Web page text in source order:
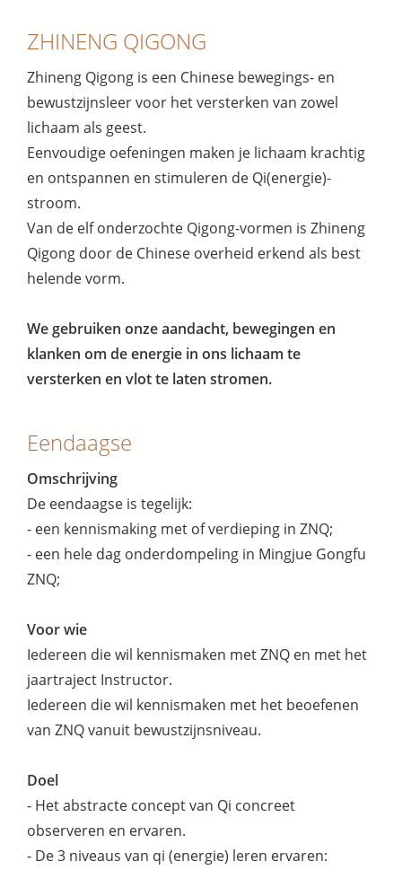
ZHINENG QIGONG
Zhineng Qigong is een Chinese bewegings- en
bewustzijnsleer voor het versterken van zowel
lichaam als geest.
Eenvoudige oefeningen maken je lichaam krachtig
en ontspannen en stimuleren de Qi(energie)-
stroom.
Van de elf onderzochte Qigong-vormen is Zhineng
Qigong door de Chinese overheid erkend als best
helende vorm.
We gebruiken onze aandacht, bewegingen en
klanken om de energie in ons lichaam te
versterken en vlot te laten stromen.
Eendaagse
Omschrijving
De eendaagse is tegelijk:
- een kennismaking met of verdieping in ZNQ;
- een hele dag onderdompeling in Mingjue Gongfu
ZNQ;
Voor wie
Iedereen die wil kennismaken met ZNQ en met het
jaartraject Instructor.
Iedereen die wil kennismaken met het beoefenen
van ZNQ vanuit bewustzijnsniveau.
Doel
- Het abstracte concept van Qi concreet
observeren en ervaren.
- De 3 niveaus van qi (energie) leren ervaren: